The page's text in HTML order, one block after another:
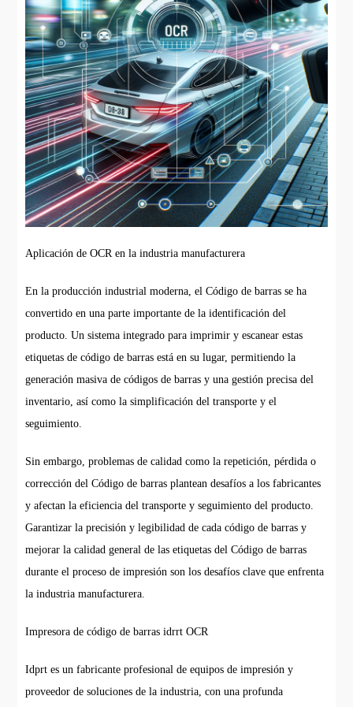
Aplicación de OCR en la industria manufacturera
En la producción industrial moderna, el Código de barras se ha
convertido en una parte importante de la identificación del
producto. Un sistema integrado para imprimir y escanear estas
etiquetas de código de barras está en su lugar, permitiendo la
generación masiva de códigos de barras y una gestión precisa del
inventario, así como la simplificación del transporte y el
seguimiento.
Sin embargo, problemas de calidad como la repetición, pérdida o
corrección del Código de barras plantean desafíos a los fabricantes
y afectan la eficiencia del transporte y seguimiento del producto.
Garantizar la precisión y legibilidad de cada código de barras y
mejorar la calidad general de las etiquetas del Código de barras
durante el proceso de impresión son los desafíos clave que enfrenta
la industria manufacturera.
Impresora de código de barras idrrt OCR
Idprt es un fabricante profesional de equipos de impresión y
proveedor de soluciones de la industria, con una profunda